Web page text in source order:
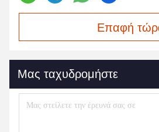
Επαφή
Μας ταχυδρομήστε